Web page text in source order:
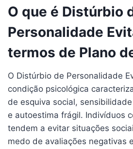
O que é Distúrbio
Personalidade
termos de Plano
O Distúrbio de Personalidade
condição psicológica
de esquiva social,
e autoestima frágil. Indivíduos
tendem a evitar situações
medo de avaliações negativas